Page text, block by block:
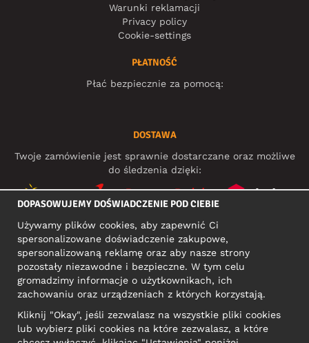
Warunki reklamacji
Privacy policy
Cookie-settings
PŁATNOŚĆ
Płać bezpiecznie za pomocą:
DOSTAWA
Twoje zamówienie jest sprawnie dostarczane oraz możliwe
do śledzenia dzięki:
MEDIA SPOŁECZNOŚCIOWE
ADRES KONTAKTOWY
Narva mnt 5, EE-10117 Tallinn
Reg: 12356245
DOPASOWUJEMY DOŚWIADCZENIE POD CIEBIE
Używamy plików cookies, aby zapewnić Ci
spersonalizowane doświadczenie zakupowe,
spersonalizowaną reklamę oraz aby nasze strony
pozostały niezawodne i bezpieczne. W tym celu
gromadzimy informacje o użytkownikach, ich
zachowaniu oraz urządzeniach z których korzystają.
Kliknij "Okay", jeśli zezwalasz na wszystkie pliki cookies
lub wybierz pliki cookies na które zezwalasz, a które